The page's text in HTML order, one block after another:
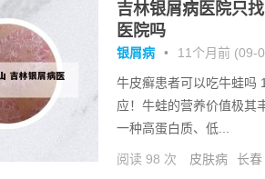
吉林银屑病医院只
医院吗
银屑病 • 11个月前 (09-
牛皮癣患者可以吃牛蛙吗
应！牛蛙的营养价值极其
一种高蛋白质、低...
阅读 98 次 皮肤病 长春